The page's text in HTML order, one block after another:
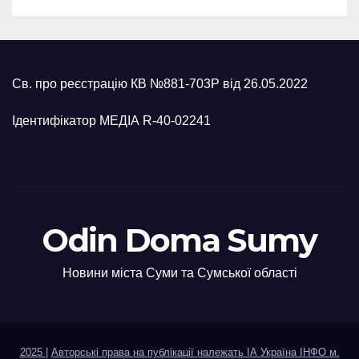
Св. про реєстрацію КВ №881-703Р від 26.05.2022
Ідентифікатор МЕДІА R-40-02241
Odin Doma Sumy
Новини міста Суми та Сумської області
2025 Авторські права на публікації належать ІА Україна ІНФО м.